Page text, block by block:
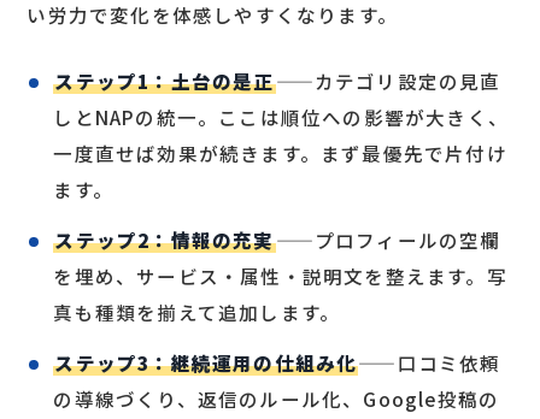
い労力で変化を体感しやすくなります。
ステップ1：土台の是正——カテゴリ設定の見直
しとNAPの統一。ここは順位への影響が大きく、
一度直せば効果が続きます。まず最優先で片付け
ます。
ステップ2：情報の充実——プロフィールの空欄
を埋め、サービス・属性・説明文を整えます。写
真も種類を揃えて追加します。
ステップ3：継続運用の仕組み化——口コミ依頼
の導線づくり、返信のルール化、Google投稿の